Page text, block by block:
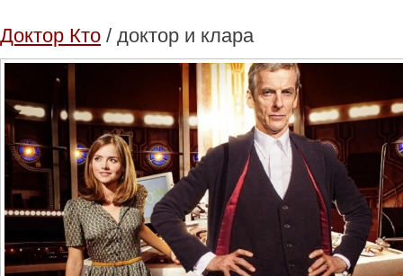
Доктор Кто / доктор и клара